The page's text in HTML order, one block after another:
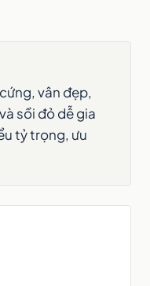
vân đẹp,
sồi đỏ dễ gia
tỷ trọng, ưu